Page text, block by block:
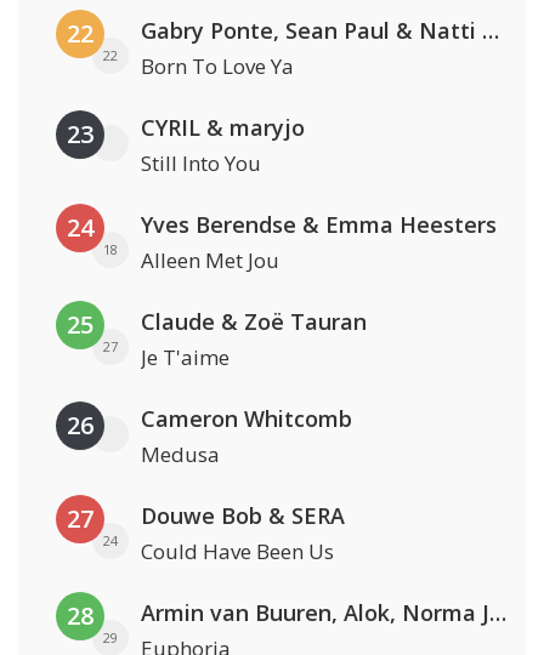
22
22
Gabry Ponte, Sean Paul & Natti Natasha
Born To Love Ya
23 CYRIL & maryjo
Still Into You
24
18
Yves Berendse & Emma Heesters
Alleen Met Jou
25
27
Claude & Zoë Tauran
Je T'aime
26 Cameron Whitcomb
Medusa
27
24
Douwe Bob & SERA
Could Have Been Us
28
29
Armin van Buuren, Alok, Norma Jean Martine & LAWRENT
Euphoria